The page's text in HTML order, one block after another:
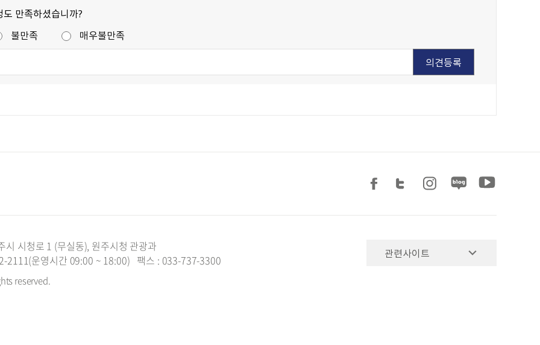
만족하셨습니까?
불만족 매우불만족
시청로 1 (무실동), 원주시청 관광과
2111(운영시간 09:00 ~ 18:00) 팩스 : 033-737-3300
reserved.
관련사이트